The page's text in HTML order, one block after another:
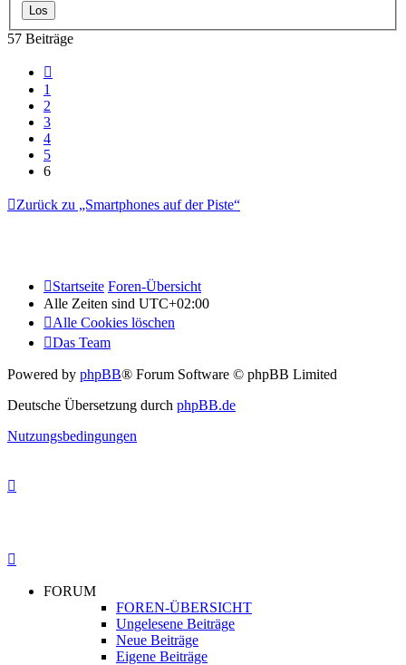
57 Beiträge
1
2
3
4
5
6
Zurück zu „Smartphones auf der Piste“
Startseite Foren-Übersicht
Alle Zeiten sind UTC+02:00
Alle Cookies löschen
Das Team
Powered by phpBB® Forum Software © phpBB Limited
Deutsche Übersetzung durch phpBB.de
Nutzungsbedingungen
FORUM
FOREN-ÜBERSICHT
Ungelesene Beiträge
Neue Beiträge
Eigene Beiträge